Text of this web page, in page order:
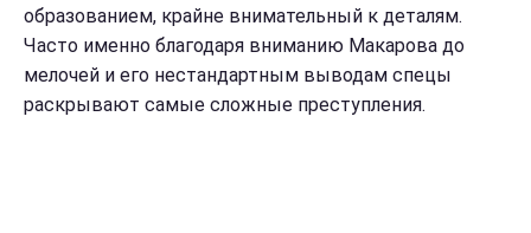
образованием, крайне внимательный к деталям.
Часто именно благодаря вниманию Макарова до
мелочей и его нестандартным выводам спецы
раскрывают самые сложные преступления.